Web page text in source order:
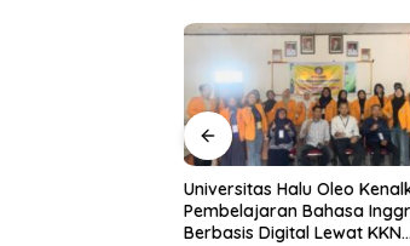
Imigrasi Sultra Perkuat
Kepedulian Sosial Lewat
BERKAH